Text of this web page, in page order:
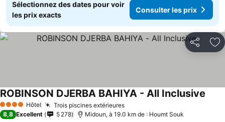
Sélectionnez des dates pour voir
les prix exacts
Consulter les prix
Partager
4 Étoiles Hôtel Trois piscines extérieures
ROBINSON DJERBA BAHIYA - All Inclusive
8,8 Excellent 5 278 Midoun, à 19.0 km de : Houmt Souk